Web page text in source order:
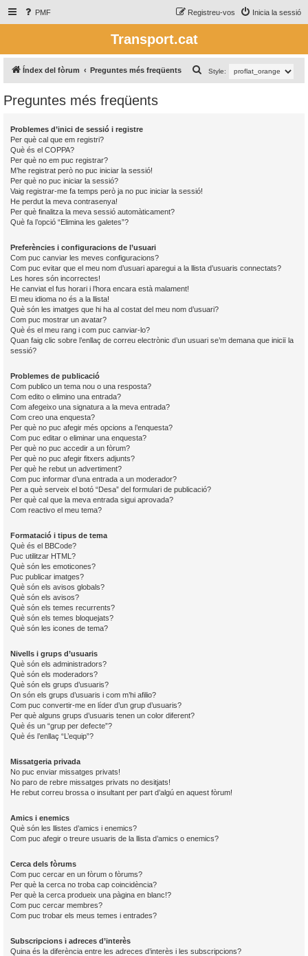
PMF Inicia la sessió
Registreu-vos
Transport.cat
Índex del fòrum Preguntes més freqüents Style:
e
Preguntes més freqüents
Problemes d’inici de sessió i registre
Per què cal que em registri?
Què és el COPPA?
Per què no em puc registrar?
M’he registrat però no puc iniciar la sessió!
Per què no puc iniciar la sessió?
Vaig registrar-me fa temps però ja no puc iniciar la sessió!
He perdut la meva contrasenya!
Per què finalitza la meva sessió automàticament?
Què fa l’opció “Elimina les galetes”?
Preferències i configuracions de l’usuari
Com puc canviar les meves configuracions?
Com puc evitar que el meu nom d’usuari aparegui a la llista d’usuaris connectats?
Les hores són incorrectes!
He canviat el fus horari i l’hora encara està malament!
El meu idioma no és a la llista!
Què són les imatges que hi ha al costat del meu nom d’usuari?
Com puc mostrar un avatar?
Què és el meu rang i com puc canviar-lo?
Quan faig clic sobre l’enllaç de correu electrònic d’un usuari se’m demana que iniciï la
sessió?
Problemes de publicació
Com publico un tema nou o una resposta?
Com edito o elimino una entrada?
Com afegeixo una signatura a la meva entrada?
Com creo una enquesta?
Per què no puc afegir més opcions a l’enquesta?
Com puc editar o eliminar una enquesta?
Per què no puc accedir a un fòrum?
Per què no puc afegir fitxers adjunts?
Per què he rebut un advertiment?
Com puc informar d’una entrada a un moderador?
Per a què serveix el botó “Desa” del formulari de publicació?
Per què cal que la meva entrada sigui aprovada?
Com reactivo el meu tema?
Formatació i tipus de tema
Què és el BBCode?
Puc utilitzar HTML?
Què són les emoticones?
Puc publicar imatges?
Què són els avisos globals?
Què són els avisos?
Què són els temes recurrents?
Què són els temes bloquejats?
Què són les icones de tema?
Nivells i grups d’usuaris
Què són els administradors?
Què són els moderadors?
Què són els grups d’usuaris?
On són els grups d’usuaris i com m’hi afilio?
Com puc convertir-me en líder d’un grup d’usuaris?
Per què alguns grups d’usuaris tenen un color diferent?
Què és un “grup per defecte”?
Què és l’enllaç “L’equip”?
Missatgeria privada
No puc enviar missatges privats!
No paro de rebre missatges privats no desitjats!
He rebut correu brossa o insultant per part d’algú en aquest fòrum!
Amics i enemics
Què són les llistes d’amics i enemics?
Com puc afegir o treure usuaris de la llista d’amics o enemics?
Cerca dels fòrums
Com puc cercar en un fòrum o fòrums?
Per què la cerca no troba cap coincidència?
Per què la cerca produeix una pàgina en blanc!?
Com puc cercar membres?
Com puc trobar els meus temes i entrades?
Subscripcions i adreces d’interès
Quina és la diferència entre les adreces d’interès i les subscripcions?